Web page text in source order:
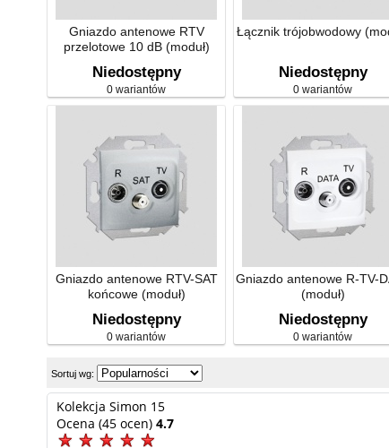
Gniazdo antenowe RTV
przelotowe 10 dB (moduł)
Niedostępny
0 wariantów
Łącznik trójobwodowy
Niedostępny
0 wariantów
Gniazdo antenowe RTV-SAT
końcowe (moduł)
Niedostępny
0 wariantów
Gniazdo antenowe R-TV-
(moduł)
Niedostępny
0 wariantów
Sortuj wg:
Kolekcja Simon 15
Ocena (45 ocen) 4.7